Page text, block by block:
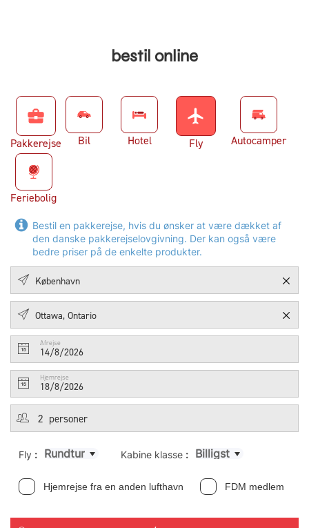
bestil online
business_center
Pakkerejse Bil Hotel
flight
Fly Autocamper
Feriebolig
Bestil en pakkerejse, hvis du ønsker at være dækket af
den danske pakkerejselovgivning. Der kan også være
bedre priser på de enkelte produkter.
Afrejse
14/8/2026
Hjemrejse
18/8/2026
Fly : Rundtur Kabine klasse : Billigst
Hjemrejse fra en anden lufthavn FDM medlem